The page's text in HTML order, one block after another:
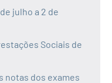
julho a 2 de
Sociais de
notas dos exames